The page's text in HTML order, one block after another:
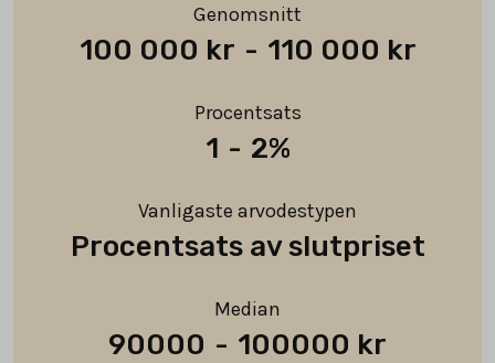
Genomsnitt
100 000 kr - 110 000 kr
Procentsats
1 - 2%
Vanligaste arvodestypen
Procentsats av slutpriset
Median
90000 - 100000 kr